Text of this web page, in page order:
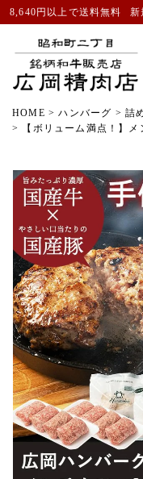
8,640円以上で送料無料 新
HOME ハンバーグ
詰
【ボリューム満点！】